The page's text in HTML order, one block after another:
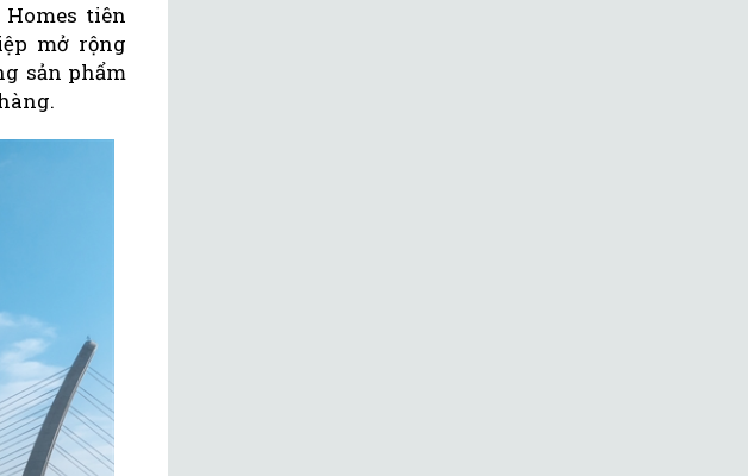
tiên
mở rộng
sản phẩm